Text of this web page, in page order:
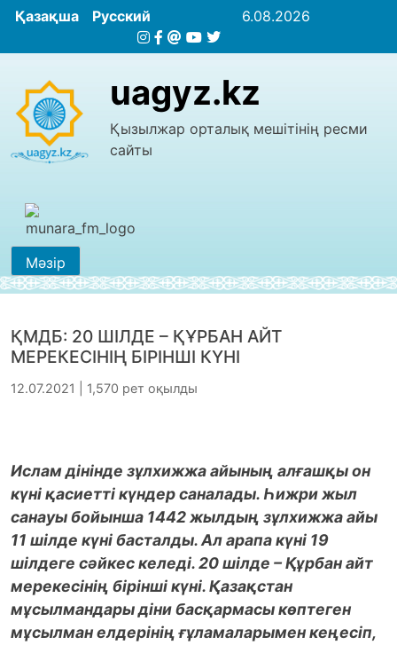
Қазақша Русский 6.08.2026
uagyz.kz
Қызылжар орталық мешітінің ресми
сайты
Мәзір
ҚМДБ: 20 ШІЛДЕ – ҚҰРБАН АЙТ
МЕРЕКЕСІНІҢ БІРІНШІ КҮНІ
12.07.2021 | 1,570 рет оқылды
Ислам дінінде зұлхижжа айының алғашқы он
күні қасиетті күндер саналады. Һижри жыл
санауы бойынша 1442 жылдың зұлхижжа айы
11 шілде күні басталды. Ал арапа күні 19
шілдеге сәйкес келеді. 20 шілде – Құрбан айт
мерекесінің бірінші күні. Қазақстан
мұсылмандары діни басқармасы көптеген
мұсылман елдерінің ғұламаларымен кеңесіп,